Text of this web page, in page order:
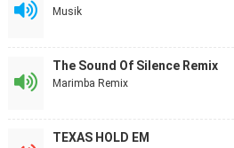
Musik
The Sound Of Silence Remix
Marimba Remix
TEXAS HOLD EM